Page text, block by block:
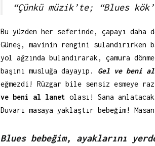
“Çünkü müzik’te; “Blues
Bu yüzden her seferinde, çapayı
Güneş, mavinin rengini sulandırırken
yol ağzında bulandırarak, çamura
başını musluğa dayayıp. Gel ve beni
eğmezdi! Rüzgar bile sensiz esmeye
ve beni al lanet olası! Sana
Duvarı masaya yaklaştır bebeğim!
Blues bebeğim, ayaklarını